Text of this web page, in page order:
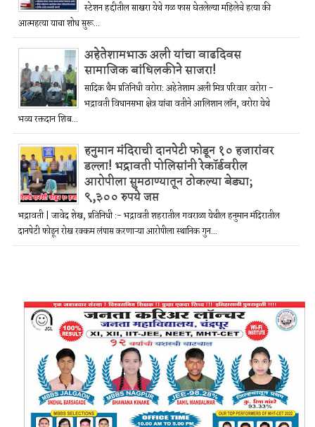
स्टेशन हद्दीतील साखरा येथे गळ फास घेतलेल्या महिलेचे हत्या की
आत्महत्या याचा शोध सुरू...
अहेतेशामभाऊ अली यांचा वाढदिवस
सामाजिक बांधिलकीने साजरा!
सादिक थैम प्रतिनिधी वरोरा: अहेतेशाम अली मित्र परिवार वरोरा -
भद्रावती विधानसभा क्षेत्र यांचा वतीने आलिशान लॉन, वरोरा येथे
भव्य रक्तदान शिब...
हनुमान मंदिराची दानपेटी फोडून १० हजारांवर
डल्ला! भद्रावती पोलिसांनी रेकॉर्डवरील
आरोपीला सुमठाण्यातून ठोकल्या बेड्या;
९,३०० रुपये जप्त
भद्रावती | जावेद शेख, प्रतिनिधी :- भद्रावती शहरातील गवराळा येथील हनुमान मंदिरातील
दानपेटी फोडून रोख रक्कम लंपास करणाऱ्या आरोपीला स्थानिक गुन...